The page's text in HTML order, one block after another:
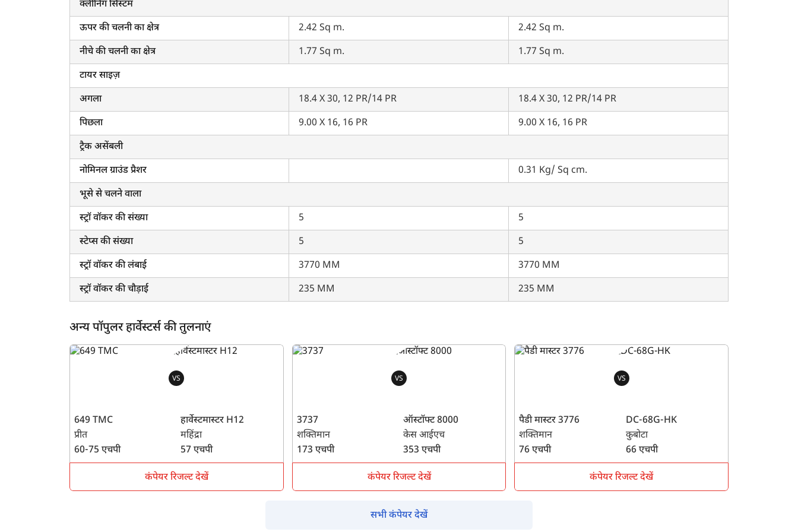
क्लीनिंग सिस्टम
ऊपर की चलनी का क्षेत्र
2.42 Sq m.
2.42 Sq m.
नीचे की चलनी का क्षेत्र
1.77 Sq m.
1.77 Sq m.
टायर साइज़
अगला
18.4 X 30, 12 PR/14 PR
18.4 X 30, 12 PR/14 PR
पिछला
9.00 X 16, 16 PR
9.00 X 16, 16 PR
ट्रैक असेंबली
नोमिनल ग्राउंड प्रैशर
0.31 Kg/ Sq cm.
भूसे से चलने वाला
स्ट्रॉ वॉकर की संख्या
5
5
स्टेप्स की संख्या
5
5
स्ट्रॉ वॉकर की लंबाई
3770 MM
3770 MM
स्ट्रॉ वॉकर की चौड़ाई
235 MM 235 MM
अन्य पॉपुलर हार्वेस्टर्स की तुलनाएं
VS
649 TMC
प्रीत
60-75 एचपी
हार्वेस्टमास्टर H12
महिंद्रा
57 एचपी
कंपेयर रिजल्ट देखें
VS
3737
शक्तिमान
173 एचपी
ऑस्टॉफ्ट 8000
केस आईएच
353 एचपी
कंपेयर रिजल्ट देखें
VS
पैडी मास्टर 3776
शक्तिमान
76 एचपी
DC-68G-HK
कुबोटा
66 एचपी
कंपेयर रिजल्ट देखें
सभी कंपेयर देखें